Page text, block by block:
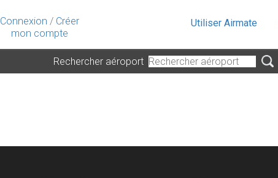
Connexion / Créer
mon compte
Utiliser Airmate
Rechercher aéroport